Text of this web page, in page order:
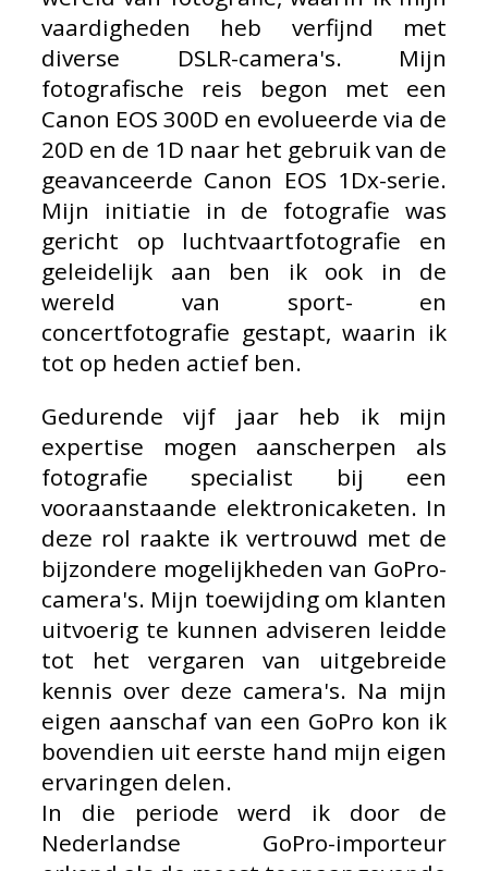
vaardigheden heb verfijnd met
diverse DSLR-camera's. Mijn
fotografische reis begon met een
Canon EOS 300D en evolueerde via de
20D en de 1D naar het gebruik van de
geavanceerde Canon EOS 1Dx-serie.
Mijn initiatie in de fotografie was
gericht op luchtvaartfotografie en
geleidelijk aan ben ik ook in de
wereld van sport- en
concertfotografie gestapt, waarin ik
tot op heden actief ben.
Gedurende vijf jaar heb ik mijn
expertise mogen aanscherpen als
fotografie specialist bij een
vooraanstaande elektronicaketen. In
deze rol raakte ik vertrouwd met de
bijzondere mogelijkheden van GoPro-
camera's. Mijn toewijding om klanten
uitvoerig te kunnen adviseren leidde
tot het vergaren van uitgebreide
kennis over deze camera's. Na mijn
eigen aanschaf van een GoPro kon ik
bovendien uit eerste hand mijn eigen
ervaringen delen.
In die periode werd ik door de
Nederlandse GoPro-importeur